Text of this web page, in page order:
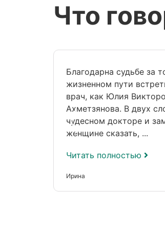
Что
Благодарна судьбе за
жизненном пути
врач, как Юлия
Ахметзянова. В двух
чудесном докторе и
женщине сказать, ...
Читать полностью
Ирина